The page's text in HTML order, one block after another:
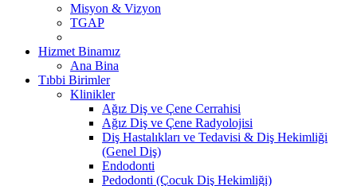
Misyon & Vizyon
TGAP
Hizmet Binamız
Ana Bina
Tıbbi Birimler
Klinikler
Ağız Diş ve Çene Cerrahisi
Ağız Diş ve Çene Radyolojisi
Diş Hastalıkları ve Tedavisi & Diş Hekimliği
(Genel Diş)
Endodonti
Pedodonti (Çocuk Diş Hekimliği)